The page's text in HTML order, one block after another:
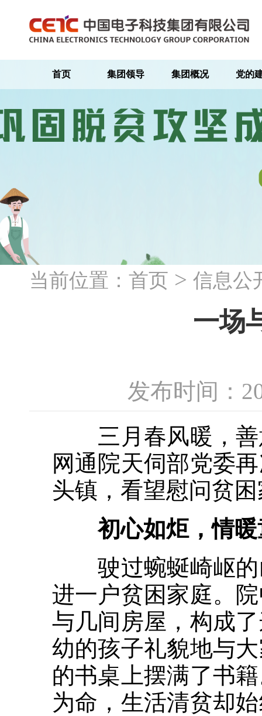
首页 集团领导 集团概况 党的
当前位置： 首页 > 信息公
一场
发布时间：
三月春风暖，善
网通院天伺部党委
头镇，看望慰问贫
初心如炬，情暖
驶过蜿蜒崎岖的
进一户贫困家庭。
与几间房屋，构成
幼的孩子礼貌地与
的书桌上摆满了书
为命，生活清贫却